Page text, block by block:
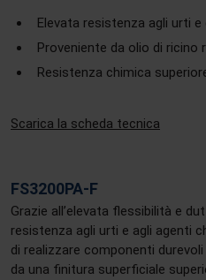
Elevata resistenza agli urti
Proveniente da olio di ricino
Resistenza chimica
Scarica la scheda tecnica
FS3200PA-F
Grazie all’elevata flessibilità e
resistenza agli urti e agli agenti
di realizzare componenti
da una finitura superficiale